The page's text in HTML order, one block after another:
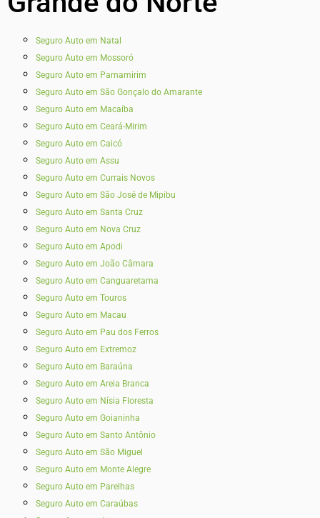
Seguro Auto em Natal
Seguro Auto em Mossoró
Seguro Auto em Parnamirim
Seguro Auto em São Gonçalo do Amarante
Seguro Auto em Macaíba
Seguro Auto em Ceará-Mirim
Seguro Auto em Caicó
Seguro Auto em Assu
Seguro Auto em Currais Novos
Seguro Auto em São José de Mipibu
Seguro Auto em Santa Cruz
Seguro Auto em Nova Cruz
Seguro Auto em Apodi
Seguro Auto em João Câmara
Seguro Auto em Canguaretama
Seguro Auto em Touros
Seguro Auto em Macau
Seguro Auto em Pau dos Ferros
Seguro Auto em Extremoz
Seguro Auto em Baraúna
Seguro Auto em Areia Branca
Seguro Auto em Nísia Floresta
Seguro Auto em Goianinha
Seguro Auto em Santo Antônio
Seguro Auto em São Miguel
Seguro Auto em Monte Alegre
Seguro Auto em Parelhas
Seguro Auto em Caraúbas